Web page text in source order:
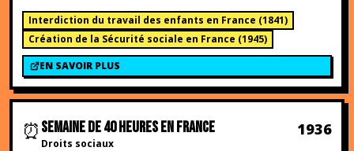
Interdiction du travail des enfants en France (1841)
Création de la Sécurité sociale en France (1945)
EN SAVOIR PLUS
⏰ SEMAINE DE 40 HEURES EN FRANCE
Droits sociaux
1936